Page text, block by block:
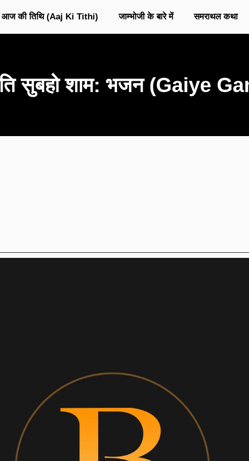
आज की तिथि (Aaj Ki Tithi) जाम्भोजी के बारे में समराथल कथा
सुबहो शाम: भजन (Gaiye